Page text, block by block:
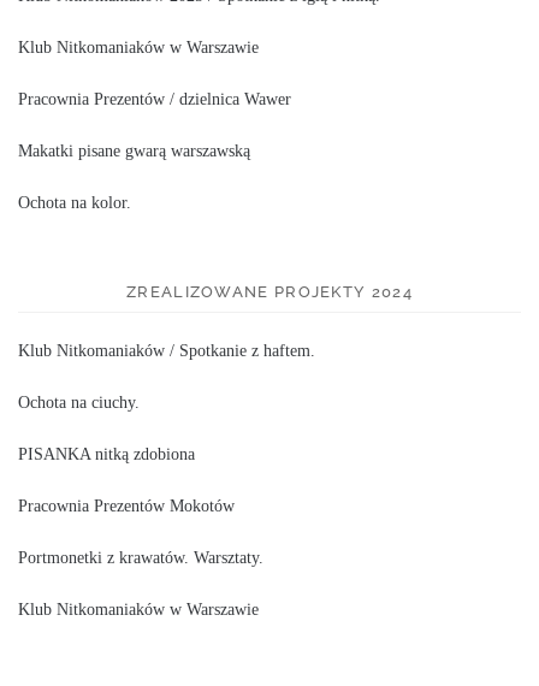
Klub Nitkomaniaków w Warszawie
Pracownia Prezentów / dzielnica Wawer
Makatki pisane gwarą warszawską
Ochota na kolor.
ZREALIZOWANE PROJEKTY 2024
Klub Nitkomaniaków / Spotkanie z haftem.
Ochota na ciuchy.
PISANKA nitką zdobiona
Pracownia Prezentów Mokotów
Portmonetki z krawatów. Warsztaty.
Klub Nitkomaniaków w Warszawie